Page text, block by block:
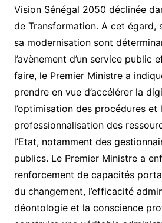
Vision Sénégal 2050 déclinée
de Transformation. A cet égard,
sa modernisation sont
l’avènement d’un service public
faire, le Premier Ministre a
prendre en vue d’accélérer la
l’optimisation des procédures et
professionnalisation des
l’Etat, notamment des
publics. Le Premier Ministre a
renforcement de capacités
du changement, l’efficacité
déontologie et la conscience